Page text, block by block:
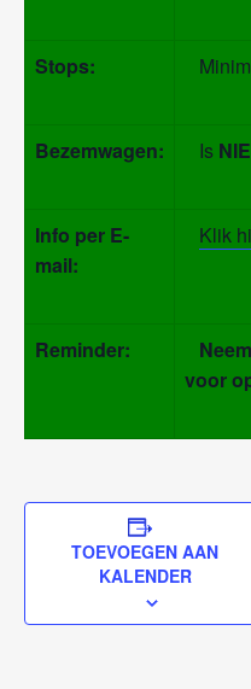
Stops:
Bezemwagen: Is
Info per E-
mail:
Klik
Reminder:
voor
TOEVOEGEN AAN
KALENDER